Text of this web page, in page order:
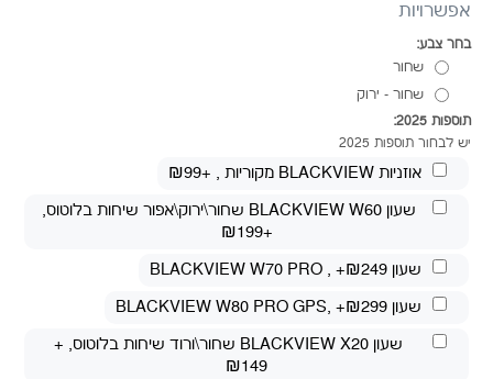
אפשרויות
בחר צבע:
שחור
שחור - ירוק
תוספות 2025:
יש לבחור תוספות 2025
אוזניות BLACKVIEW מקוריות
, +₪99
שעון BLACKVIEW W60 שחור\ירוק\אפור שיחות בלוטוס
,
+₪199
שעון BLACKVIEW W70 PRO , +₪249
שעון BLACKVIEW W80 PRO GPS , +₪299
שעון BLACKVIEW X20 שחור\ורוד שיחות בלוטוס
, +
₪149